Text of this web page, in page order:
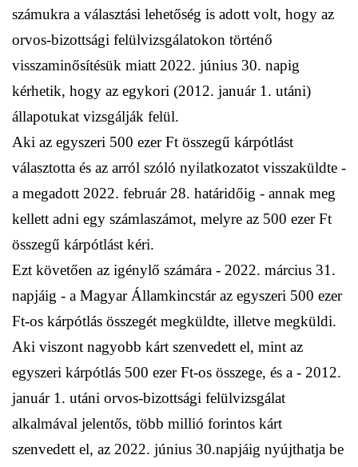
számukra a választási lehetőség is adott volt, hogy az
orvos-bizottsági felülvizsgálatokon történő
visszaminősítésük miatt 2022. június 30. napig
kérhetik, hogy az egykori (2012. január 1. utáni)
állapotukat vizsgálják felül.
Aki az egyszeri 500 ezer Ft összegű kárpótlást
választotta és az arról szóló nyilatkozatot visszaküldte -
a megadott 2022. február 28. határidőig - annak meg
kellett adni egy számlaszámot, melyre az 500 ezer Ft
összegű kárpótlást kéri.
Ezt követően az igénylő számára - 2022. március 31.
napjáig - a Magyar Államkincstár az egyszeri 500 ezer
Ft-os kárpótlás összegét megküldte, illetve megküldi.
Aki viszont nagyobb kárt szenvedett el, mint az
egyszeri kárpótlás 500 ezer Ft-os összege, és a - 2012.
január 1. utáni orvos-bizottsági felülvizsgálat
alkalmával jelentős, több millió forintos kárt
szenvedett el, az 2022. június 30.napjáig nyújthatja be